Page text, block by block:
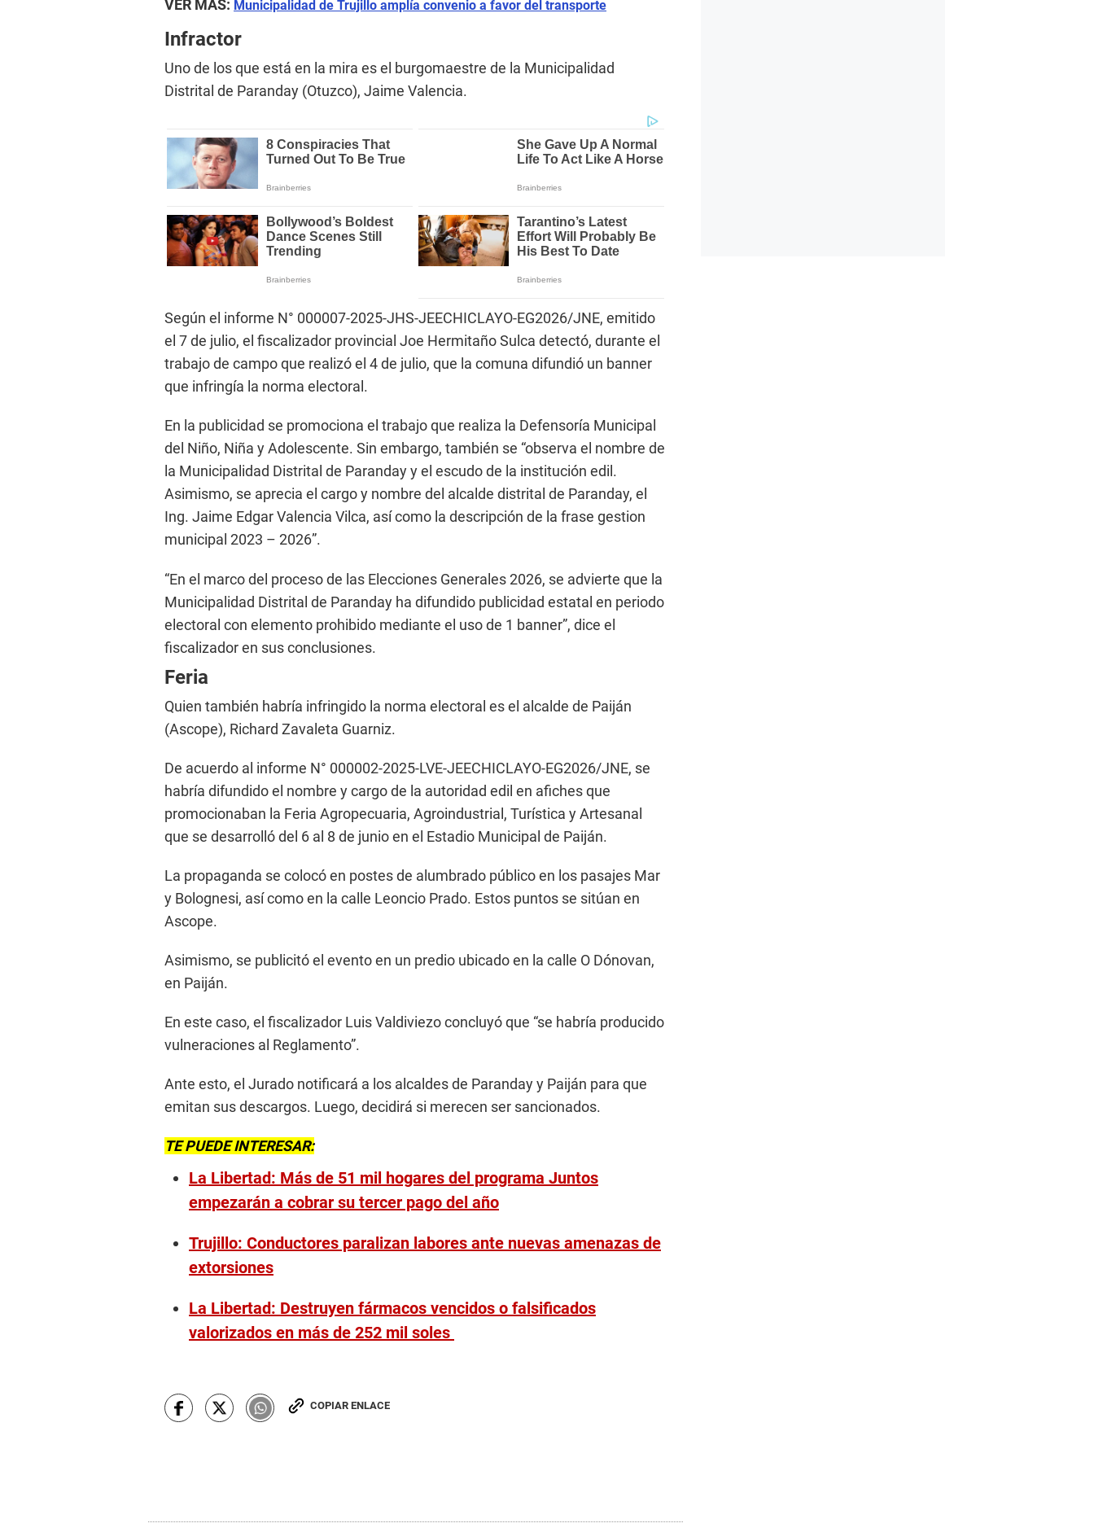
VER MÁS: Municipalidad de Trujillo amplía convenio a favor del transporte
Infractor
Uno de los que está en la mira es el burgomaestre de la Municipalidad
Distrital de Paranday (Otuzco), Jaime Valencia.
Según el informe N° 000007-2025-JHS-JEECHICLAYO-EG2026/JNE, emitido
el 7 de julio, el fiscalizador provincial Joe Hermitaño Sulca detectó, durante el
trabajo de campo que realizó el 4 de julio, que la comuna difundió un banner
que infringía la norma electoral.
En la publicidad se promociona el trabajo que realiza la Defensoría Municipal
del Niño, Niña y Adolescente. Sin embargo, también se “observa el nombre de
la Municipalidad Distrital de Paranday y el escudo de la institución edil.
Asimismo, se aprecia el cargo y nombre del alcalde distrital de Paranday, el
Ing. Jaime Edgar Valencia Vilca, así como la descripción de la frase gestion
municipal 2023 – 2026”.
“En el marco del proceso de las Elecciones Generales 2026, se advierte que la
Municipalidad Distrital de Paranday ha difundido publicidad estatal en periodo
electoral con elemento prohibido mediante el uso de 1 banner”, dice el
fiscalizador en sus conclusiones.
Feria
Quien también habría infringido la norma electoral es el alcalde de Paiján
(Ascope), Richard Zavaleta Guarniz.
De acuerdo al informe N° 000002-2025-LVE-JEECHICLAYO-EG2026/JNE, se
habría difundido el nombre y cargo de la autoridad edil en afiches que
promocionaban la Feria Agropecuaria, Agroindustrial, Turística y Artesanal
que se desarrolló del 6 al 8 de junio en el Estadio Municipal de Paiján.
La propaganda se colocó en postes de alumbrado público en los pasajes Mar
y Bolognesi, así como en la calle Leoncio Prado. Estos puntos se sitúan en
Ascope.
Asimismo, se publicitó el evento en un predio ubicado en la calle O Dónovan,
en Paiján.
En este caso, el fiscalizador Luis Valdiviezo concluyó que “se habría producido
vulneraciones al Reglamento”.
Ante esto, el Jurado notificará a los alcaldes de Paranday y Paiján para que
emitan sus descargos. Luego, decidirá si merecen ser sancionados.
TE PUEDE INTERESAR:
La Libertad: Más de 51 mil hogares del programa Juntos
empezarán a cobrar su tercer pago del año
Trujillo: Conductores paralizan labores ante nuevas amenazas de
extorsiones
La Libertad: Destruyen fármacos vencidos o falsificados
valorizados en más de 252 mil soles
COPIAR ENLACE